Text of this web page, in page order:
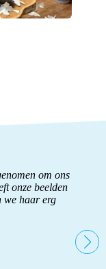
om ons
onze beelden
we haar erg